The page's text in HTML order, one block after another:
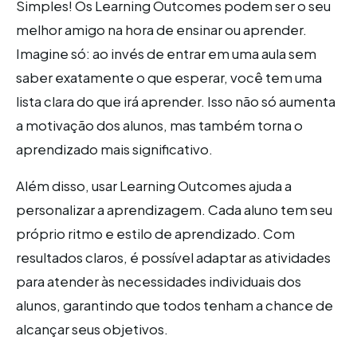
Simples! Os Learning Outcomes podem ser o seu
melhor amigo na hora de ensinar ou aprender.
Imagine só: ao invés de entrar em uma aula sem
saber exatamente o que esperar, você tem uma
lista clara do que irá aprender. Isso não só aumenta
a motivação dos alunos, mas também torna o
aprendizado mais significativo.
Além disso, usar Learning Outcomes ajuda a
personalizar a aprendizagem. Cada aluno tem seu
próprio ritmo e estilo de aprendizado. Com
resultados claros, é possível adaptar as atividades
para atender às necessidades individuais dos
alunos, garantindo que todos tenham a chance de
alcançar seus objetivos.